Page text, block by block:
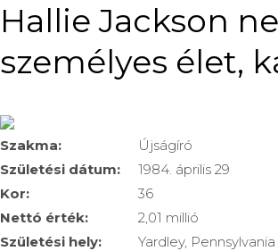
Hallie Jackson
személyes élet,
Szakma:
Újságíró
Születési dátum:
1984. április 29
Kor:
36
Nettó érték:
2,01 millió
Születési hely:
Yardley, Pennsylvania